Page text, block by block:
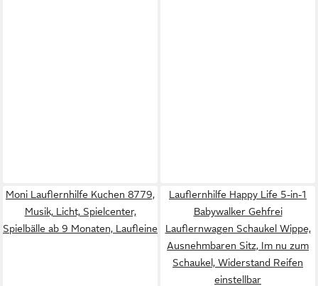
Moni Lauflernhilfe Kuchen 8779,
Musik, Licht, Spielcenter,
Spielbälle ab 9 Monaten, Laufleine
Lauflernhilfe Happy Life 5-in-1
Babywalker Gehfrei
Lauflernwagen Schaukel Wippe,
Ausnehmbaren Sitz, Im nu zum
Schaukel, Widerstand Reifen
einstellbar